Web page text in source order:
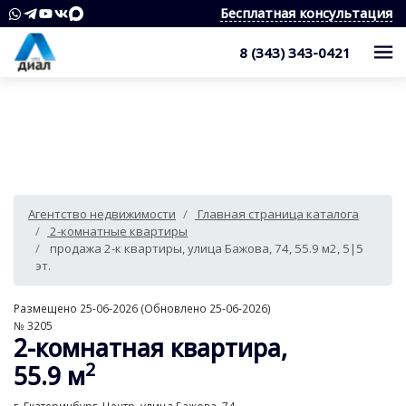
Бесплатная консультация
8 (343) 343-0421
1-комнатные квартиры
2-комнатные квартиры
4 и более комнатные квартиры
Комнаты
Дома, дачи, коттеджи
Участки
Аренда
Квартиры
Служба контроля качества
Наши награды
Специалист по недвижимости
Отзывы
Услуги
Продажа недвижимости
Покупка недвижимости
Сопровождение сделки
Покупка новостроек
Оценка квартиры
Для клиента
Аналитика
Как выбрать агентство недвижимости?
Контакты
8 (343) 343-0421
Агентство недвижимости
Главная страница каталога
2-комнатные квартиры
продажа 2-к квартиры, улица Бажова, 74, 55.9 м2, 5|5
эт.
Размещено 25-06-2026 (Обновлено 25-06-2026)
№ 3205
2-комнатная квартира,
55.9 м2